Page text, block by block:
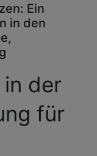
Ein
in den
der
für